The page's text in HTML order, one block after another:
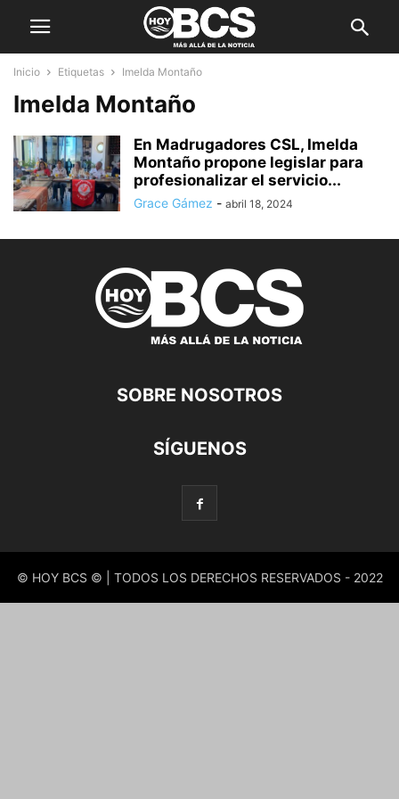
Inicio Etiquetas Imelda Montaño
Imelda Montaño
En Madrugadores CSL, Imelda
Montaño propone legislar para
profesionalizar el servicio...
Grace Gámez - abril 18, 2024
SOBRE NOSOTROS
SÍGUENOS
© HOY BCS © | TODOS LOS DERECHOS RESERVADOS - 2022